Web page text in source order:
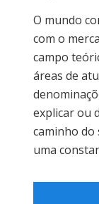
O mundo
com o
campo
áreas de
explicar ou
caminho do
uma